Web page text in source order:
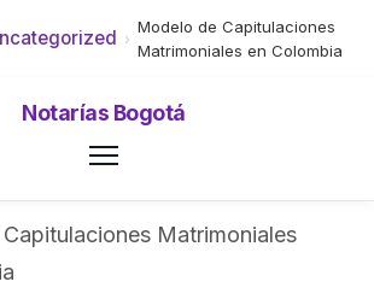
›
Modelo de Capitulaciones
Matrimoniales en Colombia
Notarías Bogotá
Matrimoniales